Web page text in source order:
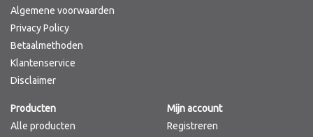
Algemene voorwaarden
Privacy Policy
Betaalmethoden
Klantenservice
Disclaimer
Producten
Alle producten
Mijn account
Registreren